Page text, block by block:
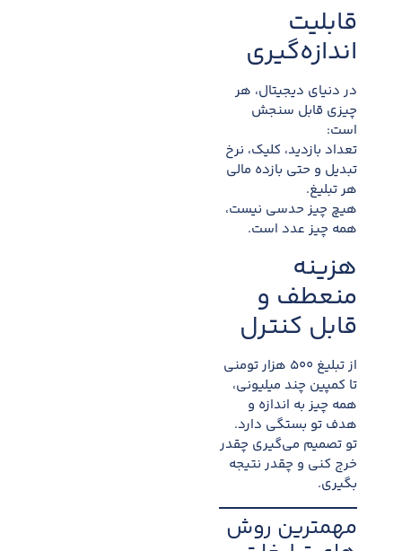
قابلیت
اندازه‌گیری
در دنیای دیجیتال، هر
چیزی قابل سنجش
است:
تعداد بازدید، کلیک، نرخ
تبدیل و حتی بازده مالی
هر تبلیغ.
هیچ چیز حدسی نیست،
همه چیز عدد است.
هزینه
منعطف و
قابل کنترل
از تبلیغ ۵۰۰ هزار تومنی
تا کمپین چند میلیونی،
همه چیز به اندازه و
هدف تو بستگی دارد.
تو تصمیم می‌گیری چقدر
خرج کنی و چقدر نتیجه
بگیری.
مهمترین روش